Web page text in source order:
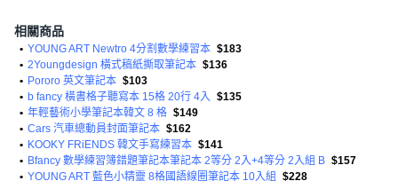
相關商品
• YOUNG ART Newtro 4分割數學練習本 $183
• 2Youngdesign 橫式稿紙撕取筆記本 $136
• Pororo 英文筆記本 $103
• b fancy 橫書格子聽寫本 15格 20行 4入 $135
• 年輕藝術小學筆記本韓文 8 格 $149
• Cars 汽車總動員封面筆記本 $162
• KOOKY FRiENDS 韓文手寫練習本 $141
• Bfancy 數學練習簿錯題筆記本筆記本 2等分 2入+4等分 2入組 B $157
• YOUNG ART 藍色小精靈 8格國語線圈筆記本 10入組
$228